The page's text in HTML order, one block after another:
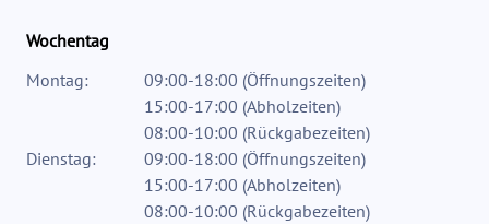
Wochentag
Montag:
09:00-18:00 (Öffnungszeiten)
15:00-17:00 (Abholzeiten)
08:00-10:00 (Rückgabezeiten)
Dienstag:
09:00-18:00 (Öffnungszeiten)
15:00-17:00 (Abholzeiten)
08:00-10:00 (Rückgabezeiten)